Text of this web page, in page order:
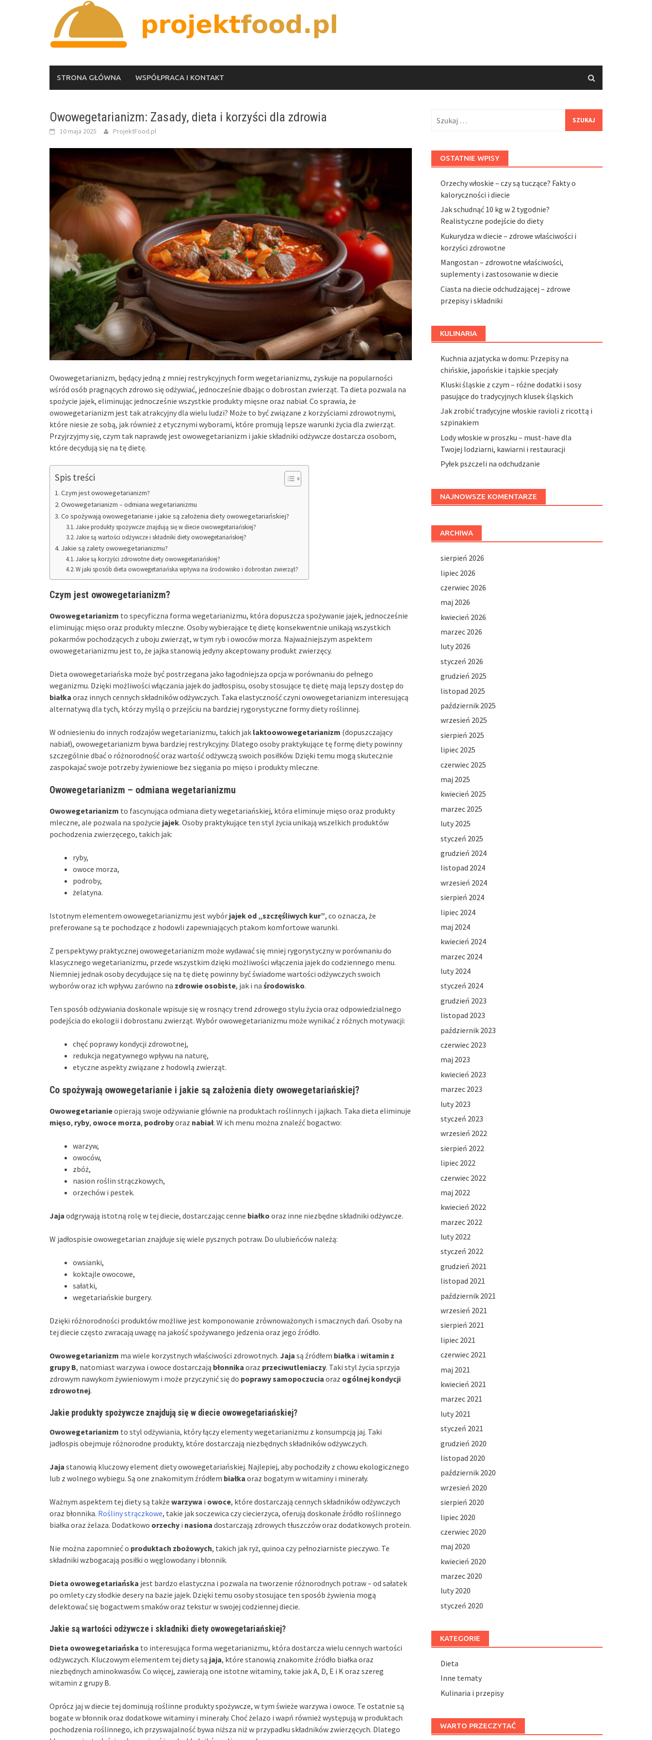
STRONA GŁÓWNA WSPÓŁPRACA I KONTAKT
Owowegetarianizm: Zasady, dieta i korzyści dla zdrowia
10 maja 2025 ProjektFood.pl
Owowegetarianizm, będący jedną z mniej restrykcyjnych form wegetarianizmu, zyskuje na popularności
wśród osób pragnących zdrowo się odżywiać, jednocześnie dbając o dobrostan zwierząt. Ta dieta pozwala na
spożycie jajek, eliminując jednocześnie wszystkie produkty mięsne oraz nabiał. Co sprawia, że
owowegetarianizm jest tak atrakcyjny dla wielu ludzi? Może to być związane z korzyściami zdrowotnymi,
które niesie ze sobą, jak również z etycznymi wyborami, które promują lepsze warunki życia dla zwierząt.
Przyjrzyjmy się, czym tak naprawdę jest owowegetarianizm i jakie składniki odżywcze dostarcza osobom,
które decydują się na tę dietę.
Spis treści
Czym jest owowegetarianizm?
Owowegetarianizm – odmiana wegetarianizmu
Co spożywają owowegetarianie i jakie są założenia diety owowegetariańskiej?
Jakie produkty spożywcze znajdują się w diecie owowegetariańskiej?
Jakie są wartości odżywcze i składniki diety owowegetariańskiej?
Jakie są zalety owowegetarianizmu?
Jakie są korzyści zdrowotne diety owowegetariańskiej?
W jaki sposób dieta owowegetariańska wpływa na środowisko i dobrostan zwierząt?
Czym jest owowegetarianizm?
Owowegetarianizm to specyficzna forma wegetarianizmu, która dopuszcza spożywanie jajek, jednocześnie
eliminując mięso oraz produkty mleczne. Osoby wybierające tę dietę konsekwentnie unikają wszystkich
pokarmów pochodzących z uboju zwierząt, w tym ryb i owoców morza. Najważniejszym aspektem
owowegetarianizmu jest to, że jajka stanowią jedyny akceptowany produkt zwierzęcy.
Dieta owowegetariańska może być postrzegana jako łagodniejsza opcja w porównaniu do pełnego
weganizmu. Dzięki możliwości włączania jajek do jadłospisu, osoby stosujące tę dietę mają lepszy dostęp do
białka oraz innych cennych składników odżywczych. Taka elastyczność czyni owowegetarianizm interesującą
alternatywą dla tych, którzy myślą o przejściu na bardziej rygorystyczne formy diety roślinnej.
W odniesieniu do innych rodzajów wegetarianizmu, takich jak laktoowowegetarianizm (dopuszczający
nabiał), owowegetarianizm bywa bardziej restrykcyjny. Dlatego osoby praktykujące tę formę diety powinny
szczególnie dbać o różnorodność oraz wartość odżywczą swoich posiłków. Dzięki temu mogą skutecznie
zaspokajać swoje potrzeby żywieniowe bez sięgania po mięso i produkty mleczne.
Owowegetarianizm – odmiana wegetarianizmu
Owowegetarianizm to fascynująca odmiana diety wegetariańskiej, która eliminuje mięso oraz produkty
mleczne, ale pozwala na spożycie jajek. Osoby praktykujące ten styl życia unikają wszelkich produktów
pochodzenia zwierzęcego, takich jak:
ryby,
owoce morza,
podroby,
żelatyna.
Istotnym elementem owowegetarianizmu jest wybór jajek od „szczęśliwych kur”, co oznacza, że
preferowane są te pochodzące z hodowli zapewniających ptakom komfortowe warunki.
Z perspektywy praktycznej owowegetarianizm może wydawać się mniej rygorystyczny w porównaniu do
klasycznego wegetarianizmu, przede wszystkim dzięki możliwości włączenia jajek do codziennego menu.
Niemniej jednak osoby decydujące się na tę dietę powinny być świadome wartości odżywczych swoich
wyborów oraz ich wpływu zarówno na zdrowie osobiste, jak i na środowisko.
Ten sposób odżywiania doskonale wpisuje się w rosnący trend zdrowego stylu życia oraz odpowiedzialnego
podejścia do ekologii i dobrostanu zwierząt. Wybór owowegetarianizmu może wynikać z różnych motywacji:
chęć poprawy kondycji zdrowotnej,
redukcja negatywnego wpływu na naturę,
etyczne aspekty związane z hodowlą zwierząt.
Co spożywają owowegetarianie i jakie są założenia diety owowegetariańskiej?
Owowegetarianieopierają swoje odżywianie głównie na produktach roślinnych i jajkach. Taka dieta eliminuje
mięso, ryby, owoce morza, podrobyoraz nabiał. W ich menu można znaleźć bogactwo:
warzyw,
owoców,
zbóż,
nasion roślin strączkowych,
orzechów i pestek.
Jaja odgrywają istotną rolę w tej diecie, dostarczając cenne białko oraz inne niezbędne składniki odżywcze.
W jadłospisie owowegetarian znajduje się wiele pysznych potraw. Do ulubieńców należą:
owsianki,
koktajle owocowe,
sałatki,
wegetariańskie burgery.
Dzięki różnorodności produktów możliwe jest komponowanie zrównoważonych i smacznych dań. Osoby na
tej diecie często zwracają uwagę na jakość spożywanego jedzenia oraz jego źródło.
Owowegetarianizm ma wiele korzystnych właściwości zdrowotnych. Jaja są źródłem białka i witamin z
grupy B, natomiast warzywa i owoce dostarczają błonnika oraz przeciwutleniaczy. Taki styl życia sprzyja
zdrowym nawykom żywieniowym i może przyczynić się do poprawy samopoczucia oraz ogólnej kondycji
zdrowotnej.
Jakie produkty spożywcze znajdują się w diecie owowegetariańskiej?
Owowegetarianizm to styl odżywiania, który łączy elementy wegetarianizmu z konsumpcją jaj. Taki
jadłospis obejmuje różnorodne produkty, które dostarczają niezbędnych składników odżywczych.
Jaja stanowią kluczowy element diety owowegetariańskiej. Najlepiej, aby pochodziły z chowu ekologicznego
lub z wolnego wybiegu. Są one znakomitym źródłem białka oraz bogatym w witaminy i minerały.
Ważnym aspektem tej diety są także warzywa i owoce, które dostarczają cennych składników odżywczych
oraz błonnika. Rośliny strączkowe, takie jak soczewica czy ciecierzyca, oferują doskonałe źródło roślinnego
białka oraz żelaza. Dodatkowo orzechy i nasiona dostarczają zdrowych tłuszczów oraz dodatkowych protein.
Nie można zapomnieć o produktach zbożowych, takich jak ryż, quinoa czy pełnoziarniste pieczywo. Te
składniki wzbogacają posiłki o węglowodany i błonnik.
Dieta owowegetariańska jest bardzo elastyczna i pozwala na tworzenie różnorodnych potraw – od sałatek
po omlety czy słodkie desery na bazie jajek. Dzięki temu osoby stosujące ten sposób żywienia mogą
delektować się bogactwem smaków oraz tekstur w swojej codziennej diecie.
Jakie są wartości odżywcze i składniki diety owowegetariańskiej?
Dieta owowegetariańska to interesująca forma wegetarianizmu, która dostarcza wielu cennych wartości
odżywczych. Kluczowym elementem tej diety są jaja, które stanowią znakomite źródło białka oraz
niezbędnych aminokwasów. Co więcej, zawierają one istotne witaminy, takie jak A, D, E i K oraz szereg
witamin z grupy B.
Oprócz jaj w diecie tej dominują roślinne produkty spożywcze, w tym świeże warzywa i owoce. Te ostatnie są
bogate w błonnik oraz dodatkowe witaminy i minerały. Choć żelazo i wapń również występują w produktach
pochodzenia roślinnego, ich przyswajalność bywa niższa niż w przypadku składników zwierzęcych. Dlatego
OSTATNIE WPISY
Orzechy włoskie – czy są tuczące? Fakty o
kaloryczności i diecie
Jak schudnąć 10 kg w 2 tygodnie?
Realistyczne podejście do diety
Kukurydza w diecie – zdrowe właściwości i
korzyści zdrowotne
Mangostan – zdrowotne właściwości,
suplementy i zastosowanie w diecie
Ciasta na diecie odchudzającej – zdrowe
przepisy i składniki
KULINARIA
Kuchnia azjatycka w domu: Przepisy na
chińskie, japońskie i tajskie specjały
Kluski śląskie z czym – różne dodatki i sosy
pasujące do tradycyjnych klusek śląskich
Jak zrobić tradycyjne włoskie ravioli z ricottą i
szpinakiem
Lody włoskie w proszku – must-have dla
Twojej lodziarni, kawiarni i restauracji
Pyłek pszczeli na odchudzanie
NAJNOWSZE KOMENTARZE
ARCHIWA
sierpień 2026
lipiec 2026
czerwiec 2026
maj 2026
kwiecień 2026
marzec 2026
luty 2026
styczeń 2026
grudzień 2025
listopad 2025
październik 2025
wrzesień 2025
sierpień 2025
lipiec 2025
czerwiec 2025
maj 2025
kwiecień 2025
marzec 2025
luty 2025
styczeń 2025
grudzień 2024
listopad 2024
wrzesień 2024
sierpień 2024
lipiec 2024
maj 2024
kwiecień 2024
marzec 2024
luty 2024
styczeń 2024
grudzień 2023
listopad 2023
październik 2023
czerwiec 2023
maj 2023
kwiecień 2023
marzec 2023
luty 2023
styczeń 2023
wrzesień 2022
sierpień 2022
lipiec 2022
czerwiec 2022
maj 2022
kwiecień 2022
marzec 2022
luty 2022
styczeń 2022
grudzień 2021
listopad 2021
październik 2021
wrzesień 2021
sierpień 2021
lipiec 2021
czerwiec 2021
maj 2021
kwiecień 2021
marzec 2021
luty 2021
styczeń 2021
grudzień 2020
listopad 2020
październik 2020
wrzesień 2020
sierpień 2020
lipiec 2020
czerwiec 2020
maj 2020
kwiecień 2020
marzec 2020
luty 2020
styczeń 2020
KATEGORIE
Dieta
Inne tematy
Kulinaria i przepisy
WARTO PRZECZYTAĆ